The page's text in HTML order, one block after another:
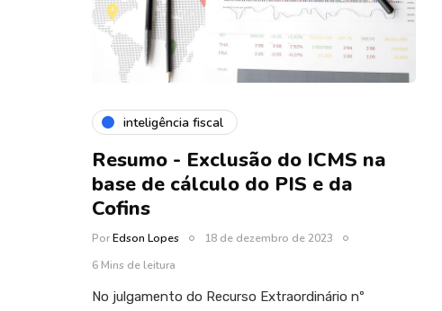
inteligência fiscal
Resumo - Exclusão do ICMS na
base de cálculo do PIS e da
Cofins
PorEdson Lopes
18 de dezembro de 2023
6 Mins de leitura
No julgamento do Recurso Extraordinário nº